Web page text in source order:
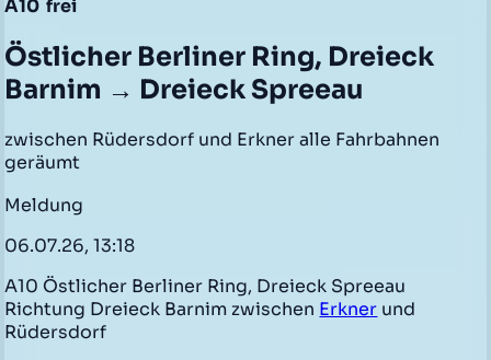
A10 frei
Östlicher Berliner Ring, Dreieck
Barnim → Dreieck Spreeau
zwischen Rüdersdorf und Erkner alle Fahrbahnen
geräumt
Meldung
06.07.26, 13:18
A10 Östlicher Berliner Ring, Dreieck Spreeau
Richtung Dreieck Barnim zwischen Erkner und
Rüdersdorf